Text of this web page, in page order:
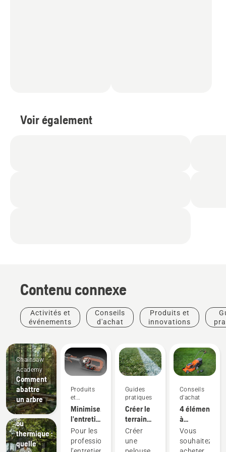
Voir également
Contenu connexe
Activités et
événements
Conseils
d'achat
Produits et
innovations
Chainsaw
Academy
Comment
abattre
un arbre
Tondeuse
à
batterie
ou
thermique :
quelle
Produits
et
innovations
Minimisez
l'entretien
grâce
aux
outils à
Pour les
professionnels,
Guides
pratiques
Créer le
terrain
parfait
Créer
une
paysager
Outils
pour
l'aménagement
paysager,
équipement
pour
Conseils
d'achat
4 éléments
à
prendre
en
compte
Vous
souhaitez